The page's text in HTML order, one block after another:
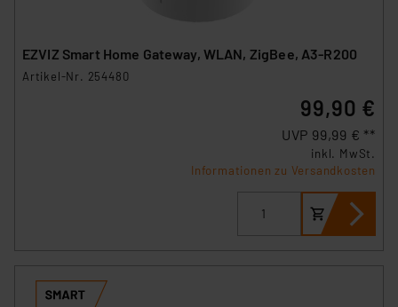
EZVIZ Smart Home Gateway, WLAN, ZigBee, A3-R200
Artikel-Nr. 254480
99,90 €
UVP 99,99 € **
inkl. MwSt.
Informationen zu Versandkosten